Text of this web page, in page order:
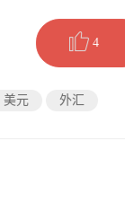
4
美元 外汇